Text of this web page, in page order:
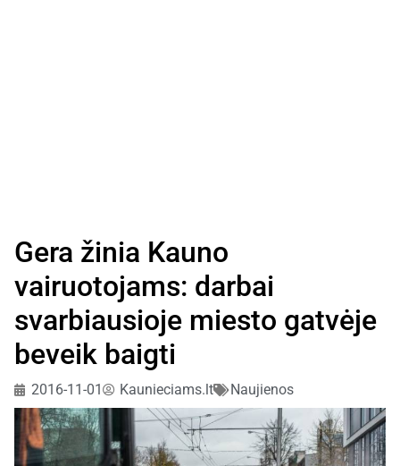
Gera žinia Kauno
vairuotojams: darbai
svarbiausioje miesto gatvėje
beveik baigti
2016-11-01 Kaunieciams.lt Naujienos